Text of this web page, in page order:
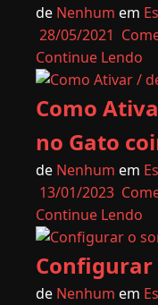
de Nenhum em
28/05/2021
Continue Lendo
Como
no Gato
de Nenhum em
13/01/2023
Continue Lendo
Configurar
de Nenhum em